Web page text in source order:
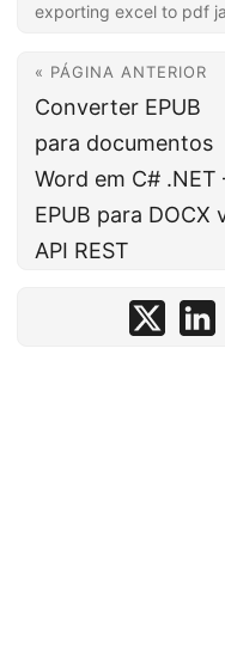
exporting excel to pdf
« PÁGINA ANTERIOR
Converter EPUB
para documentos
Word em C# .NET
EPUB para DOCX
API REST